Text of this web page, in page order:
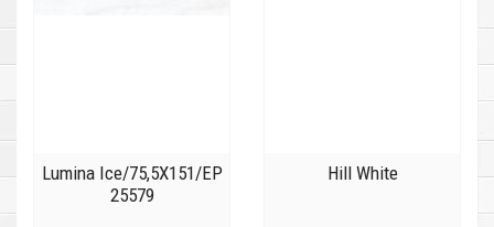
Lumina Ice/75,5X151/EP
25579
Hill White